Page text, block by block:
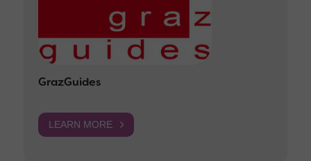
GrazGuides
LEARN MORE